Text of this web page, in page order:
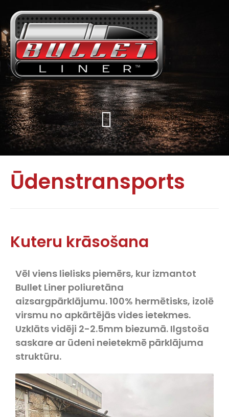
Ūdenstransports
Kuteru krāsošana
Vēl viens lielisks piemērs, kur izmantot
Bullet Liner poliuretāna
aizsargpārklājumu. 100% hermētisks, izolē
virsmu no apkārtējās vides ietekmes.
Uzklāts vidēji 2-2.5mm biezumā. Ilgstoša
saskare ar ūdeni neietekmē pārklājuma
struktūru.